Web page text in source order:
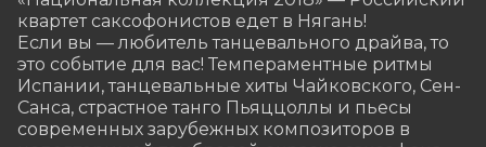
квартет саксофонистов едет в Нягань!
Если вы — любитель танцевального драйва, то
это событие для вас! Темпераментные ритмы
Испании, танцевальные хиты Чайковского, Сен-
Санса, страстное танго Пьяццоллы и пьесы
современных зарубежных композиторов в